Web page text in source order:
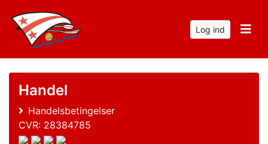
Log ind
Handel
Handelsbetingelser
CVR: 28384785